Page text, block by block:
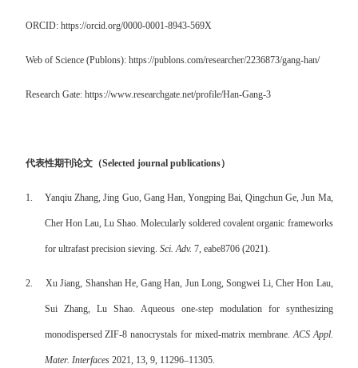
ORCID: https://orcid.org/0000-0001-8943-569X
Web of Science (Publons): https://publons.com/researcher/2236873/gang-han/
Research Gate: https://www.researchgate.net/profile/Han-Gang-3
代表性期刊论文（Selected journal publications）
1. Yanqiu Zhang, Jing Guo, Gang Han, Yongping Bai, Qingchun Ge, Jun Ma,
Cher Hon Lau, Lu Shao. Molecularly soldered covalent organic frameworks
for ultrafast precision sieving. Sci. Adv. 7, eabe8706 (2021).
2. Xu Jiang, Shanshan He, Gang Han, Jun Long, Songwei Li, Cher Hon Lau,
Sui Zhang, Lu Shao. Aqueous one-step modulation for synthesizing
monodispersed ZIF-8 nanocrystals for mixed-matrix membrane.ACS Appl.
Mater. Interfaces2021, 13, 9, 11296–11305.